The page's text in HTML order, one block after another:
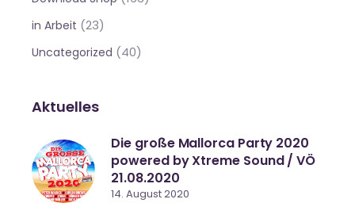
in Arbeit (23)
Uncategorized (40)
Aktuelles
Die große Mallorca Party 2020
powered by Xtreme Sound / VÖ
21.08.2020
14. August 2020